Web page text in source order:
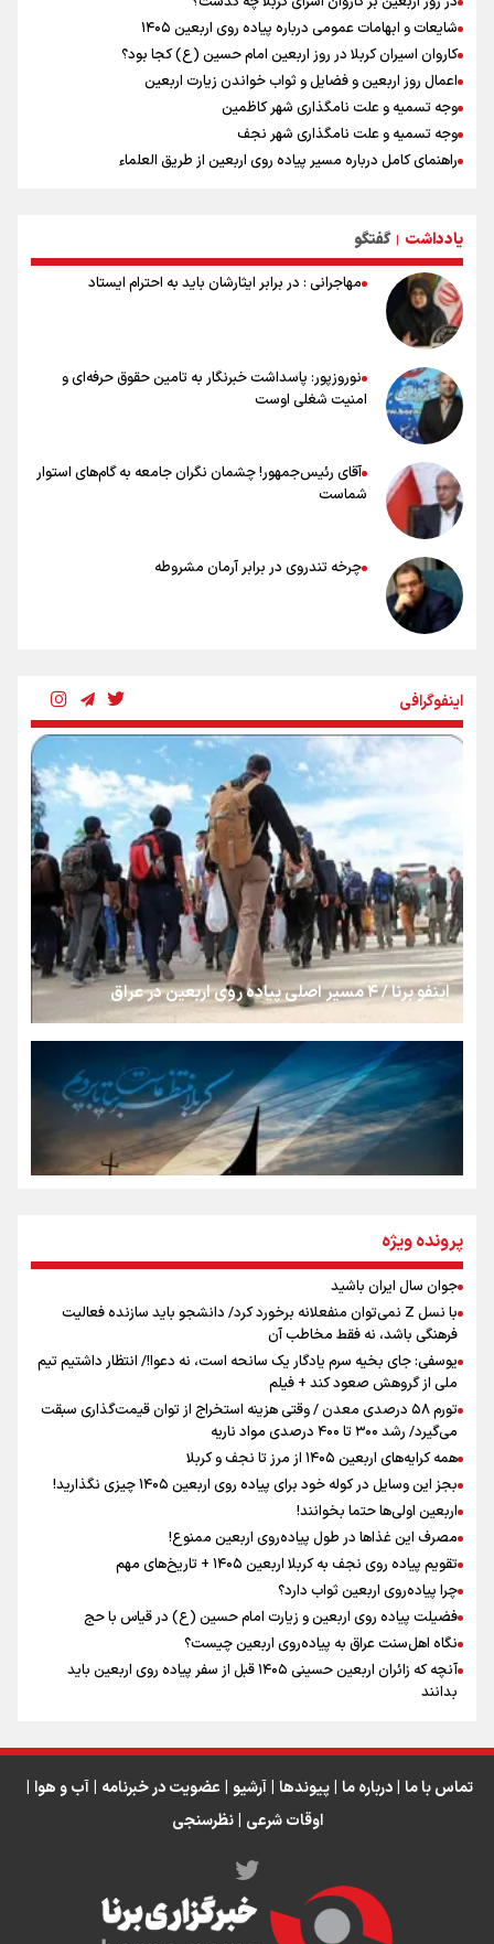
شایعات و ابهامات عمومی درباره پیاده روی اربعین ۱۴۰۵
کاروان اسیران کربلا در روز اربعین امام حسین (ع) کجا بود؟
اعمال روز اربعین و فضایل و ثواب خواندن زیارت اربعین
وجه تسمیه و علت نامگذاری شهر کاظمین
وجه تسمیه و علت نامگذاری شهر نجف
راهنمای کامل درباره مسیر پیاده روی اربعین از طریق العلماء
بهترین موکب‌های ایرانی در پیاده روی اربعین ۱۴۰۵
یادداشت | گفتگو
مهاجرانی : در برابر ایثارشان باید به احترام ایستاد
نوروزپور: پاسداشت خبرنگار به تامین حقوق حرفه‌ای و
امنیت شغلی اوست
آقای رئیس‌جمهور! چشمان نگران جامعه به گام‌های استوار
شماست
چرخه تندروی در برابر آرمان مشروطه
«هورامان»؛ میراثی که جهان را شیفته کرد
شکستگیِ بزرگ؛ روایتِ یک استخوان، یک نسل، یک توهم!
رسانه ملی و حق مردم برای شنیدن صدای رئیس‌جمهوری
روایت ایران از کنار مردم
از طلوع خیابان‌ها تا غروب اشک
سه حسرتی که به دلم ماند
مومنِ مقتدرِ مظلوم
اینفوگرافی
اینفو برنا / ۴ مسیر اصلی پیاده روی اربعین در عراق
اینفو برنا / توصیه‌هایی طلایی برای پیاده روی اربعین
اینفو برنا / جدول کامل فاصله مرز شلمچه تا شهرهای زیارتی
عراق
اینفو برنا/ میزان مالیات بر ارزش افزوده چقدر است؟
پرونده ویژه
جوان سال ایران باشید
با نسل Z نمی‌توان منفعلانه برخورد کرد/ دانشجو باید سازنده فعالیت
فرهنگی باشد، نه فقط مخاطب آن
یوسفی: جای بخیه سرم یادگار یک سانحه است، نه دعوا!/ انتظار داشتیم تیم
ملی از گروهش صعود کند + فیلم
تورم ۵۸ درصدی معدن / وقتی هزینه استخراج از توان قیمت‌گذاری سبقت
می‌گیرد/ رشد ۳۰۰ تا ۴۰۰ درصدی مواد ناریه
همه کرایه‌های اربعین ۱۴۰۵ از مرز تا نجف و کربلا
بجز این وسایل در کوله خود برای پیاده روی اربعین ۱۴۰۵ چیزی نگذارید!
اربعین اولی‌ها حتما بخوانند!
مصرف این غذاها در طول پیاده‌روی اربعین ممنوع!
تقویم پیاده روی نجف به کربلا اربعین ۱۴۰۵ + تاریخ‌های مهم
چرا پیاده‌روی اربعین ثواب دارد؟
فضیلت پیاده روی اربعین و زیارت امام حسین (ع) در قیاس با حج
نگاه اهل‌سنت عراق به پیاده‌روی اربعین چیست؟
آنچه که زائران اربعین حسینی ۱۴۰۵ قبل از سفر پیاده روی اربعین باید
بدانند
تماس با ما | درباره ما | پیوندها | آرشیو | عضویت در خبرنامه | آب و هوا |
اوقات شرعی | نظرسنجی